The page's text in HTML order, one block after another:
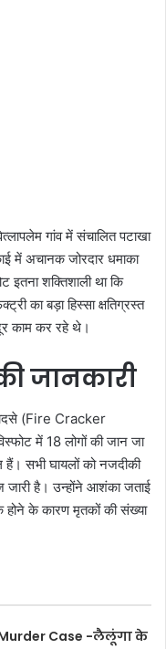
गांव में संचालित पटाखा
में अचानक जोरदार धमाका
शक्तिशाली था कि
का बड़ा हिस्सा क्षतिग्रस्त
काम कर रहे थे।
जानकारी
(Fire Cracker
में 18 लोगों की जान जा
सभी घायलों को नजदीकी
जारी है। उन्होंने आशंका जताई
होने के कारण मृतकों की संख्या
Case -लैलूंगा के